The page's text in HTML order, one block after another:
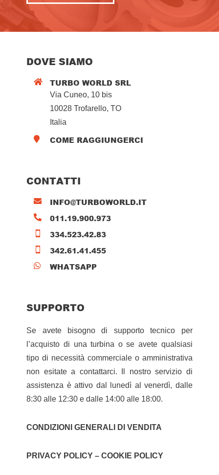
DOVE SIAMO
 TURBO WORLD SRL
Via Cuneo, 10 bis
10028 Trofarello, TO
Italia
 COME RAGGIUNGERCI
CONTATTI
 INFO@TURBOWORLD.IT
 011.19.900.973
 334.523.42.83
 342.61.41.455
 WHATSAPP
SUPPORTO
Se avete bisogno di supporto tecnico per
l’acquisto di una turbina o se avete qualsiasi
tipo di necessità commerciale o amministrativa
non esitate a contattarci. Il nostro servizio di
assistenza è attivo dal lunedì al venerdì, dalle
8:30 alle 12:30 e dalle 14:00 alle 18:00.
CONDIZIONI GENERALI DI VENDITA
PRIVACY POLICY – COOKIE POLICY